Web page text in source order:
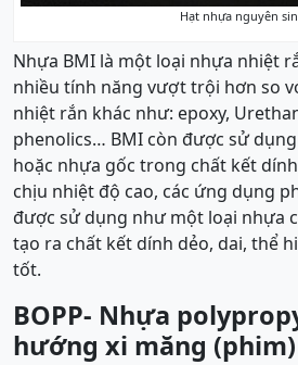
Hạt nhựa nguyên
Nhựa BMI là một loại nhựa nhiệt
nhiều tính năng vượt trội hơn so
nhiệt rắn khác như: epoxy,
phenolics… BMI còn được sử
hoặc nhựa gốc trong chất kết
chịu nhiệt độ cao, các ứng dụng
được sử dụng như một loại nhựa
tạo ra chất kết dính dẻo, dai, thể
tốt.
BOPP- Nhựa
hướng xi măng (phim)